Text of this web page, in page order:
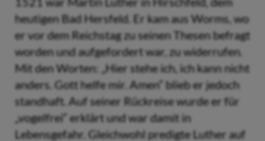
heutigen Bad Hersfeld. Er kam aus Worms, wo
er vor dem Reichstag zu seinen Thesen befragt
worden und aufgefordert war, zu widerrufen.
Mit den Worten: „Hier stehe ich, ich kann nicht
anders. Gott helfe mir. Amen“ blieb er jedoch
standhaft. Auf seiner Rückreise wurde er für
„vogelfrei“ erklärt und war damit in
Lebensgefahr. Gleichwohl predigte Luther auf